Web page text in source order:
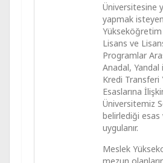
Üniversitesine
yapmak
Yükseköğretim
Lisans ve
Programlar
Anadal, Yandal
Kredi Transferi
Esaslarına
Üniversitemiz
belirlediği
uygulanır.
Meslek